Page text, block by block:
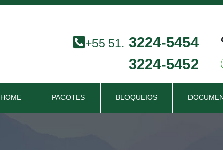
+55 51. 3224-5454
3224-5452
HOME(CURRENT)PACOTES BLOQUEIOS